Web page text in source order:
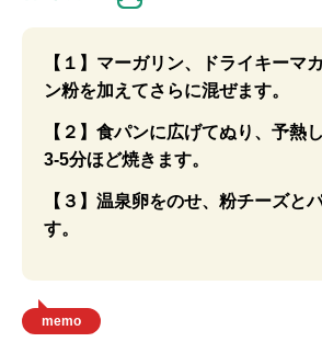
【１】マーガリン、ドライキーマ
ン粉を加えてさらに混ぜます。
【２】食パンに広げてぬり、予熱
3-5分ほど焼きます。
【３】温泉卵をのせ、粉チーズと
す。
memo